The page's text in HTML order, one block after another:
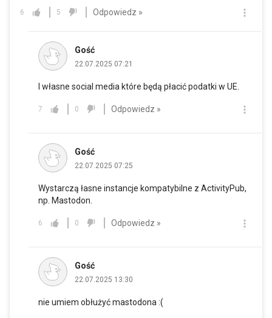
6 5 Odpowiedz »
Gość
22.07.2025 07:21
I własne social media które będą płacić podatki w UE.
7 0 Odpowiedz »
Gość
22.07.2025 07:25
Wystarczą łasne instancje kompatybilne z ActivityPub,
np. Mastodon.
6 0 Odpowiedz »
Gość
22.07.2025 13:30
nie umiem obłużyć mastodona :(